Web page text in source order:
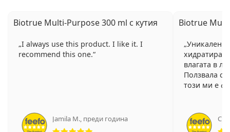
Biotrue Multi-Purpose 300 ml с кутия
I always use this product. I like it. I
recommend this one.
Jamila M. преди година
Рейтинг 5 от 5
Biotrue
Уникален
хидратира
влагата в
Ползвала
този ми е